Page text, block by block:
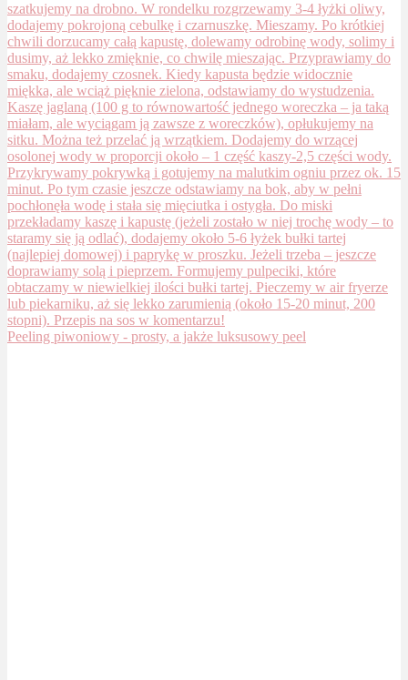
Peeling piwoniowy - prosty, a jakże luksusowy peel